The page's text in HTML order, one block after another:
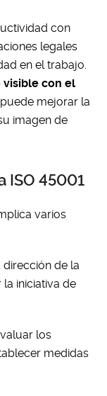
con
legales
en el trabajo.
visible con el
mejorar la
imagen de
ISO 45001
varios
dirección de la
iniciativa de
los
medidas